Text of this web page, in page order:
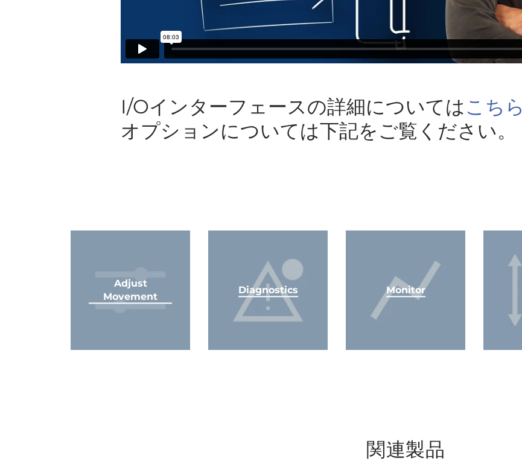
I/Oインターフェースの詳細についてはこちら
オプションについては下記をご覧ください。
Adjust
Movement
Diagnostics Monitor
関連製品